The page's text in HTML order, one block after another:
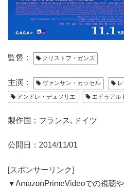
監督： クリストフ・ガンズ
主演： ヴァンサン・カッセル
アンドレ・デュソリエ
エドゥアル
製作国：フランス, ドイツ
公開日：2014/11/01
[スポンサーリンク]
▼AmazonPrimeVideoでの視聴